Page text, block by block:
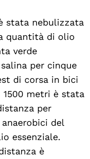
stata nebulizzata
quantità di olio
verde
per cinque
di corsa in bici
1500 metri è stata
per
del
essenziale.
è